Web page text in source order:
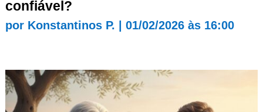
confiável?
por Konstantinos P. 01/02/2026 às 16:00